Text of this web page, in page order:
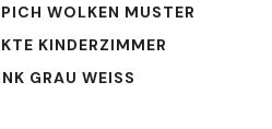
WOLKEN MUSTER
KINDERZIMMER
GRAU WEISS